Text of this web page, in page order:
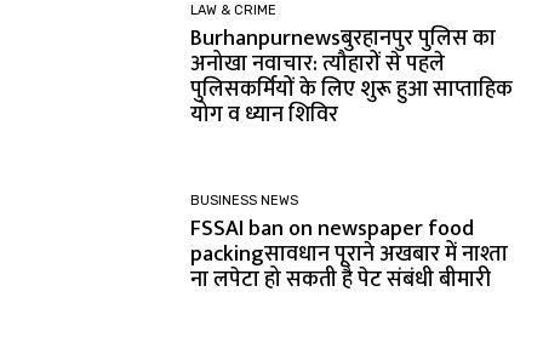
LAW & CRIME
Burhanpurnewsबुरहानपुर पुलिस का
अनोखा नवाचार: त्यौहारों से पहले
पुलिसकर्मियों के लिए शुरू हुआ साप्ताहिक
योग व ध्यान शिविर
BUSINESS NEWS
FSSAI ban on newspaper food
packingसावधान पूराने अखबार में नाश्ता
ना लपेटा हो सकती है पेट संबंधी बीमारी